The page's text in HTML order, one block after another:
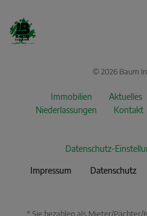
© 2026 Baum
Immobilien Aktuelles
Niederlassungen
Kontakt
Datenschutz-
Impressum Datenschutz
* Sie bezahlen als Mieter/